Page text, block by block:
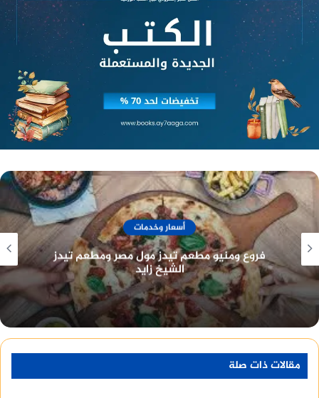
الأسطح الصلبة: مثل الخشب، والزجاج، والبلاط،
والحجر.
الأسطح الناعمة: مثل البلاستيك، والمطاط،
والأقمشة.
الأسطح الخشبية: مثل الأثاث، والأرضيات، والجدران.
الطاولات.
الأسطح البلاطية: مثل الأرضيات، والجدران،
والمطابخ.
الأسطح الحجرية: مثل الأرضيات، والجدران،
والحمامات.
خطوات تنظيف الأسطح
أسعار وخدمات
فروع ومنيو مطعم بوتشرز برجر
مقالات ذات صلة